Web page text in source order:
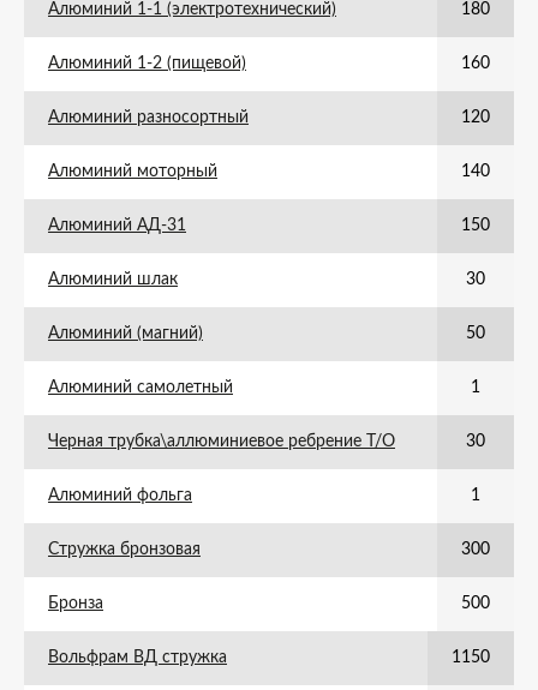
Алюминий 1-1 (электротехнический) 180
Алюминий 1-2 (пищевой) 160
Алюминий разносортный 120
Алюминий моторный 140
Алюминий АД-31 150
Алюминий шлак 30
Алюминий (магний) 50
Алюминий самолетный 1
Черная трубка\аллюминиевое ребрение Т/О 30
Алюминий фольга 1
Стружка бронзовая 300
Бронза 500
Вольфрам ВД стружка 1150